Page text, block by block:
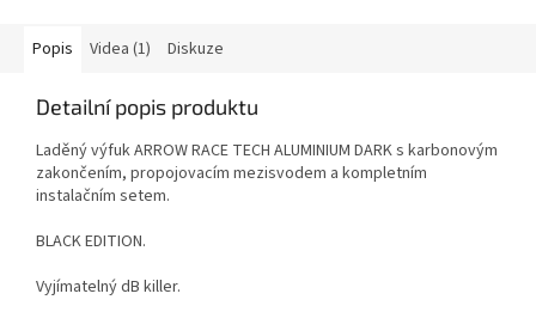
Popis Videa (1) Diskuze
Detailní popis produktu
Laděný výfuk ARROW RACE TECH ALUMINIUM DARK s karbonovým
zakončením, propojovacím mezisvodem a kompletním
instalačním setem.
BLACK EDITION.
Vyjímatelný dB killer.